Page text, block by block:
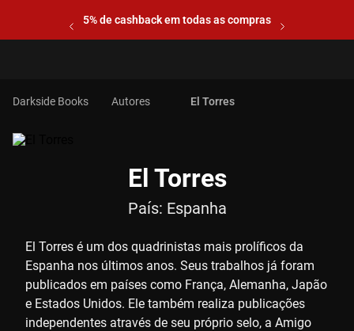
5% de cashback em todas as compras
Autores El Torres
El Torres
País: Espanha
El Torres é um dos quadrinistas mais prolíficos da
Espanha nos últimos anos. Seus trabalhos já foram
publicados em países como França, Alemanha, Japão
e Estados Unidos. Ele também realiza publicações
independentes através de seu próprio selo, a Amigo